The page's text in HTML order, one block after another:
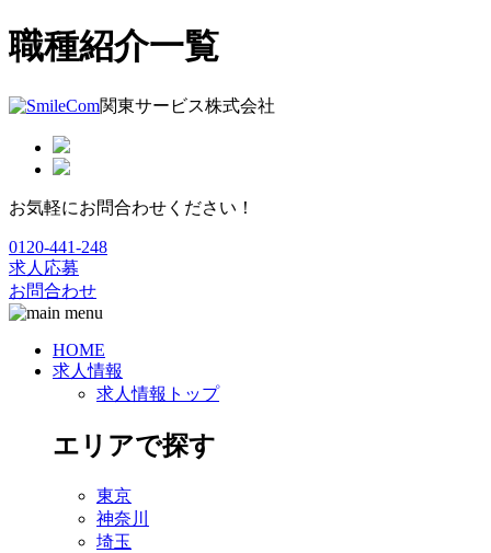
職種紹介一覧
関東サービス株式会社
お気軽にお問合わせください！
0120-441-248
求人応募
お問合わせ
HOME
求人情報
求人情報トップ
エリアで探す
東京
神奈川
埼玉